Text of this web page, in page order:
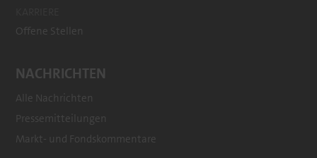
Offene Stellen
NACHRICHTEN
Alle Nachrichten
Pressemitteilungen
Markt- und Fondskommentare